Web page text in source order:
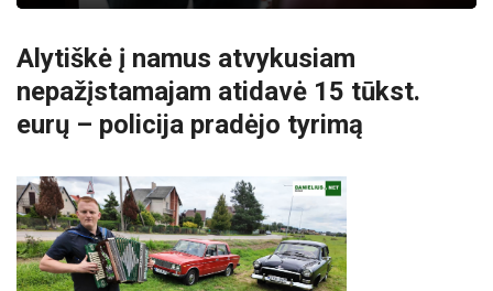
Alytiškė į namus atvykusiam
nepažįstamajam atidavė 15 tūkst.
eurų – policija pradėjo tyrimą